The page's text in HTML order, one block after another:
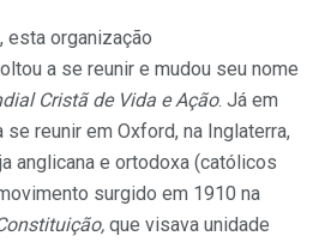
esta organização
a se reunir e mudou seu nome
Cristã de Vida e Ação. Já em
se reunir em Oxford, na Inglaterra,
anglicana e ortodoxa (católicos
surgido em 1910 na
que visava unidade